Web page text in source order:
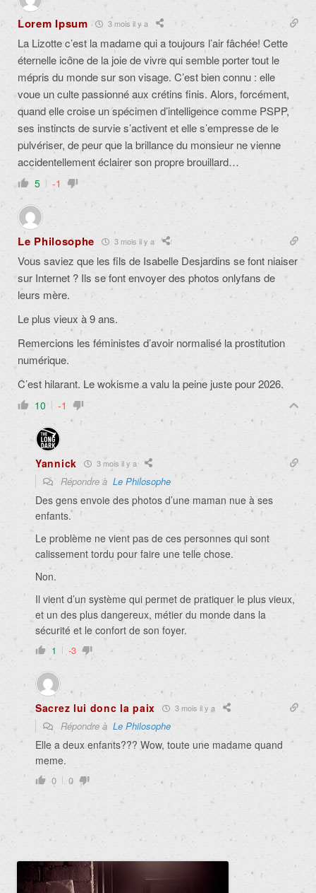
Lorem Ipsum 3 mois il y a
La Lizotte c’est la madame qui a toujours l’air fâchée! Cette
éternelle icône de la joie de vivre qui semble porter tout le
mépris du monde sur son visage. C’est bien connu : elle
voue un culte passionné aux crétins finis. Alors, forcément,
quand elle croise un spécimen d’intelligence comme PSPP,
ses instincts de survie s’activent et elle s’empresse de le
pulvériser, de peur que la brillance du monsieur ne vienne
accidentellement éclairer son propre brouillard…
5 -1
Le Philosophe 3 mois il y a
Vous saviez que les fils de Isabelle Desjardins se font niaiser
sur Internet ? Ils se font envoyer des photos onlyfans de
leurs mère.
Le plus vieux à 9 ans.
Remercions les féministes d’avoir normalisé la prostitution
numérique.
C’est hilarant. Le wokisme a valu la peine juste pour 2026.
10 -1
Yannick 3 mois il y a
Répondre à Le Philosophe
Des gens envoie des photos d’une maman nue à ses
enfants.
Le problème ne vient pas de ces personnes qui sont
calissement tordu pour faire une telle chose.
Non.
Il vient d’un système qui permet de pratiquer le plus vieux,
et un des plus dangereux, métier du monde dans la
sécurité et le confort de son foyer.
1 -3
Sacrez lui donc la paix 3 mois il y a
Répondre à Le Philosophe
Elle a deux enfants??? Wow, toute une madame quand
meme.
0 0